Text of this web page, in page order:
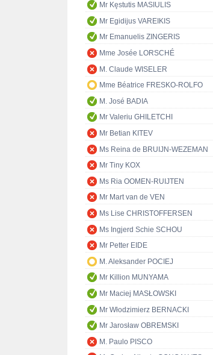
Mr Kęstutis MASIULIS
Mr Egidijus VAREIKIS
Mr Emanuelis ZINGERIS
Mme Josée LORSCHÉ
M. Claude WISELER
Mme Béatrice FRESKO-ROLFO
M. José BADIA
Mr Valeriu GHILETCHI
Mr Betian KITEV
Ms Reina de BRUIJN-WEZEMAN
Mr Tiny KOX
Ms Ria OOMEN-RUIJTEN
Mr Mart van de VEN
Ms Lise CHRISTOFFERSEN
Ms Ingjerd Schie SCHOU
Mr Petter EIDE
M. Aleksander POCIEJ
Mr Killion MUNYAMA
Mr Maciej MASŁOWSKI
Mr Włodzimierz BERNACKI
Mr Jarosław OBREMSKI
M. Paulo PISCO